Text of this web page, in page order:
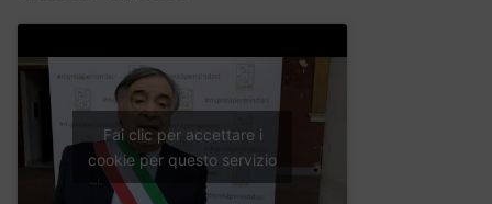
Fai clic per accettare i
cookie per questo servizio